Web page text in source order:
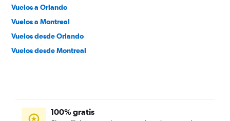
Vuelos a Orlando
Vuelos a Montreal
Vuelos desde Orlando
Vuelos desde Montreal
100% gratis